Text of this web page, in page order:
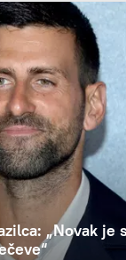
„Novak je